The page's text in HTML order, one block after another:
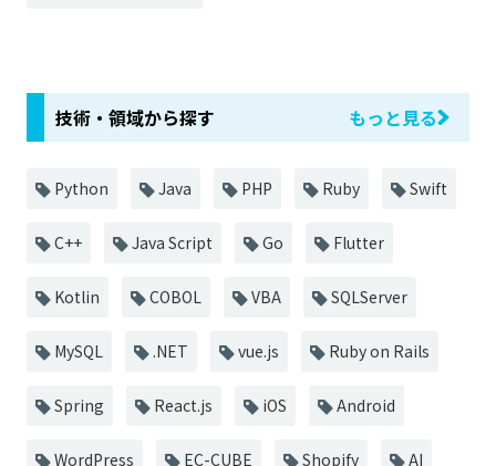
技術・領域から探す もっと見る
Python Java PHP Ruby Swift
C++ Java Script Go Flutter
Kotlin COBOL VBA SQLServer
MySQL .NET vue.js Ruby on Rails
Spring React.js iOS Android
WordPress EC-CUBE Shopify AI